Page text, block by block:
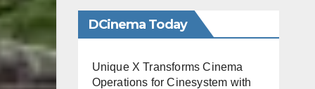
DCinema Today
Unique X Transforms Cinema
Operations for Cinesystem with